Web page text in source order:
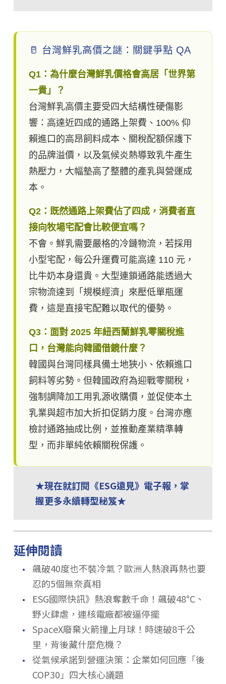
🥛 台灣鮮乳高價之謎：關鍵爭點 QA
Q1：為什麼台灣鮮乳價格會高居「世界第
一貴」？
台灣鮮乳高價主要受四大結構性硬傷影
響：高達近四成的通路上架費、100% 仰
賴進口的高昂飼料成本、關稅配額保護下
的品牌溢價，以及氣候炎熱導致乳牛產生
熱壓力，大幅墊高了整體的產乳與營運成
本。
Q2：既然通路上架費佔了四成，消費者直
接向牧場宅配會比較便宜嗎？
不會。鮮乳需要嚴格的冷鏈物流，若採用
小型宅配，每公升運費可能高達 110 元，
比牛奶本身還貴。大型連鎖通路能透過大
宗物流達到「規模經濟」來壓低單瓶運
費，這是直接宅配難以取代的優勢。
Q3：面對 2025 年紐西蘭鮮乳零關稅進
口，台灣能向韓國借鏡什麼？
韓國與台灣同樣具備土地狹小、依賴進口
飼料等劣勢。但韓國政府為迎戰零關稅，
強制調降加工用乳源收購價，並促使本土
乳業與超市加大折扣促銷力度。台灣亦應
檢討通路抽成比例，並推動產業精準轉
型，而非單純依賴關稅保護。
★現在就訂閱《ESG遠見》電子報，掌
握更多永續轉型秘笈★
延伸閱讀
．
飆破40度也不裝冷氣？歐洲人熱浪再熱也要
忍的5個無奈真相
．
ESG國際快訊》熱浪奪數千命！飆破48°C、
野火肆虐，連核電廠都被逼停擺
． SpaceX廢棄火箭撞上月球！時速破8千公
里，背後藏什麼危機？
． 從氣候承諾到營運決策：企業如何回應「後
COP30」四大核心議題